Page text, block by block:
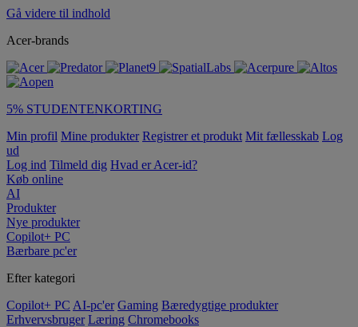
Gå videre til indhold
Acer-brands
5% STUDENTENKORTING
Min profil Mine produkter Registrer et produkt Mit fællesskab Log
ud
Log ind Tilmeld dig Hvad er Acer-id?
Køb online
AI
Produkter
Nye produkter
Copilot+ PC
Bærbare pc'er
Efter kategori
Copilot+ PC AI-pc'er Gaming Bæredygtige produkter
Erhvervsbruger Læring Chromebooks